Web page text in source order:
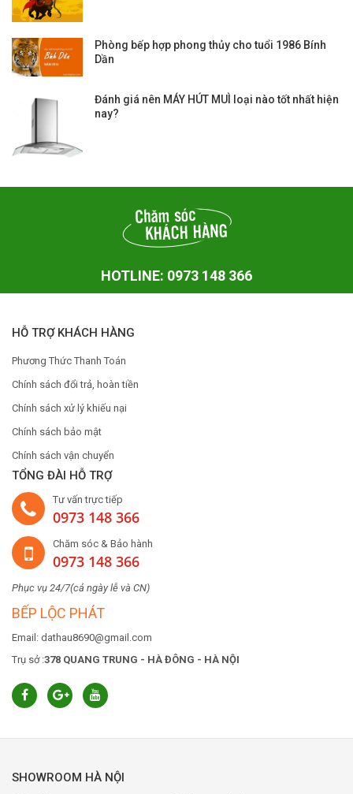
Phòng bếp hợp phong thủy cho tuổi 1986 Bính
Dần
Đánh giá nên MÁY HÚT MUÌ loại nào tốt nhất hiện
nay?
HOTLINE: 0973 148 366
HỖ TRỢ KHÁCH HÀNG
Phương Thức Thanh Toán
Chính sách đổi trả, hoàn tiền
Chính sách xử lý khiếu nại
Chính sách bảo mật
Chính sách vận chuyển
TỔNG ĐÀI HỖ TRỢ
Tư vấn trực tiếp
0973 148 366
Chăm sóc & Bảo hành
0973 148 366
Phục vụ 24/7(cả ngày lễ và CN)
BẾP LỘC PHÁT
Email: dathau8690@gmail.com
Trụ sở :378 QUANG TRUNG - HÀ ĐÔNG - HÀ NỘI
SHOWROOM HÀ NỘI